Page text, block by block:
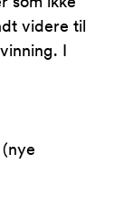
videre til
I